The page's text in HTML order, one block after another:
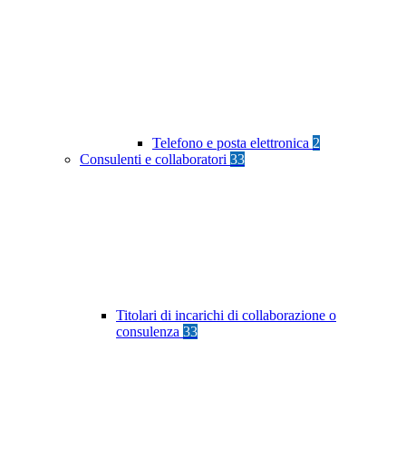
Telefono e posta elettronica 2
Consulenti e collaboratori 33
Titolari di incarichi di collaborazione o
consulenza 33